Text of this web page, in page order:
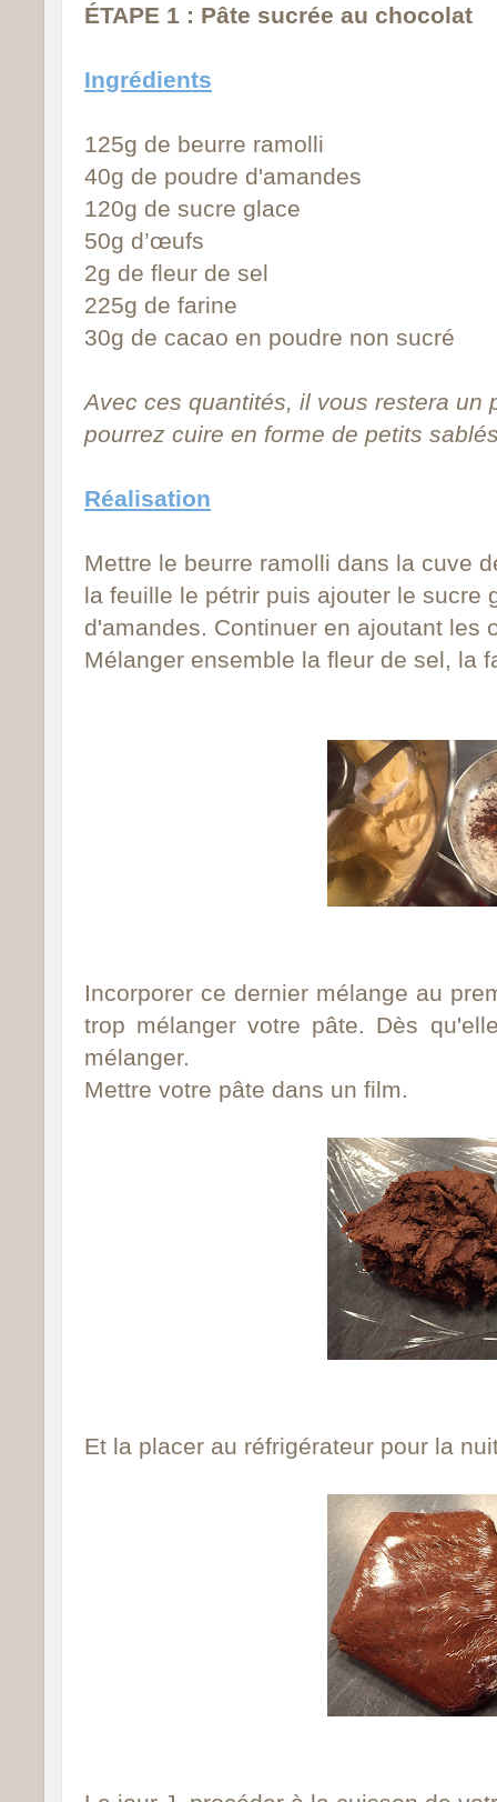
ÉTAPE 1 : Pâte sucrée au chocolat
Ingrédients
125g de beurre ramolli
40g de poudre d'amandes
120g de sucre glace
50g d’œufs
2g de fleur de sel
225g de farine
30g de cacao en poudre non sucré
Avec ces quantités, il vous restera un
pourrez cuire en forme de petits
Réalisation
Mettre le beurre ramolli dans la cuve
la feuille le pétrir puis ajouter le sucre
d'amandes. Continuer en ajoutant les
Mélanger ensemble la fleur de sel, la
Incorporer ce dernier mélange au
trop mélanger votre pâte. Dès
mélanger.
Mettre votre pâte dans un film.
Et la placer au réfrigérateur pour la